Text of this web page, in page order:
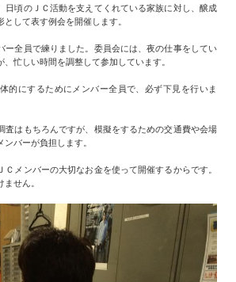
日頃のＪＣ活動を支えてくれている家族に対し、醸成
して表す例会を開催します。
ー全員で練りました。委員会には、夜の仕事をしてい
忙しい時間を調整して参加しています。
的にするためにメンバー全員で、必ず下見を行いま
査はもちろんですが、模擬をするための交通費や会場
バーが負担します。
Ｃメンバーの大切なお金を使って開催するからです。
せん。